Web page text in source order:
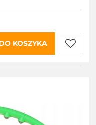
DO KOSZYKA
Do